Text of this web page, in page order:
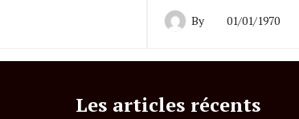
By 01/01/1970
Les articles récents